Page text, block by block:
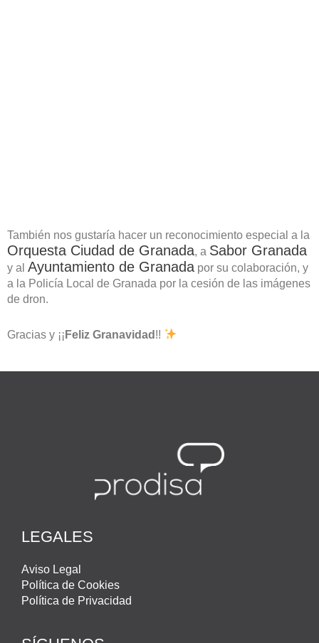
También nos gustaría hacer un reconocimiento especial a la
Orquesta Ciudad de Granada , a Sabor Granada
y al Ayuntamiento de Granada por su colaboración, y
a la Policía Local de Granada por la cesión de las imágenes
de dron.
Gracias y ¡¡Feliz Granavidad!!
LEGALES
Aviso Legal
Política de Cookies
Política de Privacidad